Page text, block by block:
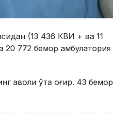
(13 436 КВИ + ва 11
20 772 бемор амбулатория
аҳволи ўта оғир. 43 бемор